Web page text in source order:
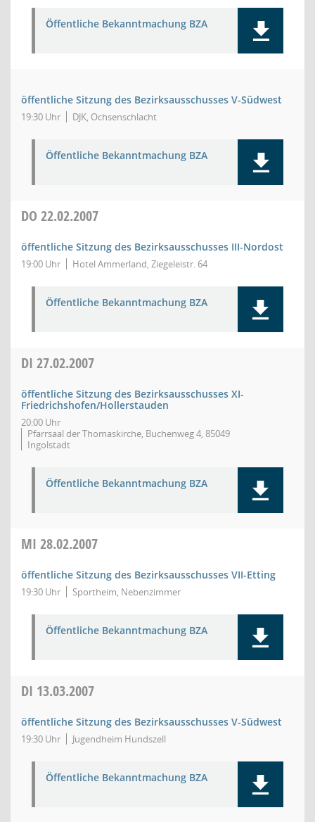
Öffentliche Bekanntmachung BZA
öffentliche Sitzung des Bezirksausschusses V-Südwest
19:30 Uhr DJK, Ochsenschlacht
Öffentliche Bekanntmachung BZA
DO 22.02.2007
öffentliche Sitzung des Bezirksausschusses III-Nordost
19:00 Uhr Hotel Ammerland, Ziegeleistr. 64
Öffentliche Bekanntmachung BZA
DI 27.02.2007
öffentliche Sitzung des Bezirksausschusses XI-
Friedrichshofen/Hollerstauden
20:00 Uhr
Pfarrsaal der Thomaskirche, Buchenweg 4, 85049
Ingolstadt
Öffentliche Bekanntmachung BZA
MI 28.02.2007
öffentliche Sitzung des Bezirksausschusses VII-Etting
19:30 Uhr Sportheim, Nebenzimmer
Öffentliche Bekanntmachung BZA
DI 13.03.2007
öffentliche Sitzung des Bezirksausschusses V-Südwest
19:30 Uhr Jugendheim Hundszell
Öffentliche Bekanntmachung BZA